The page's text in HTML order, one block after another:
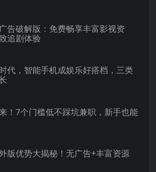
告破解版：免费畅享丰富影视资
追剧体验
代，智能手机成娱乐好搭档，三类
！7个门槛低不踩坑兼职，新手也能
版优势大揭秘！无广告+丰富资源